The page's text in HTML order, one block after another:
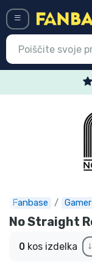
Fanbase
No Straight
0 kos izdelka
Najnovejsi
Prodajni
Ekspresna
Outlet